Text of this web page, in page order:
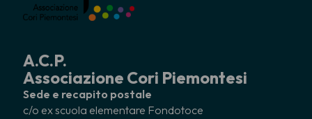
A.C.P.
Associazione Cori Piemontesi
Sede e recapito postale
c/o ex scuola elementare Fondotoce